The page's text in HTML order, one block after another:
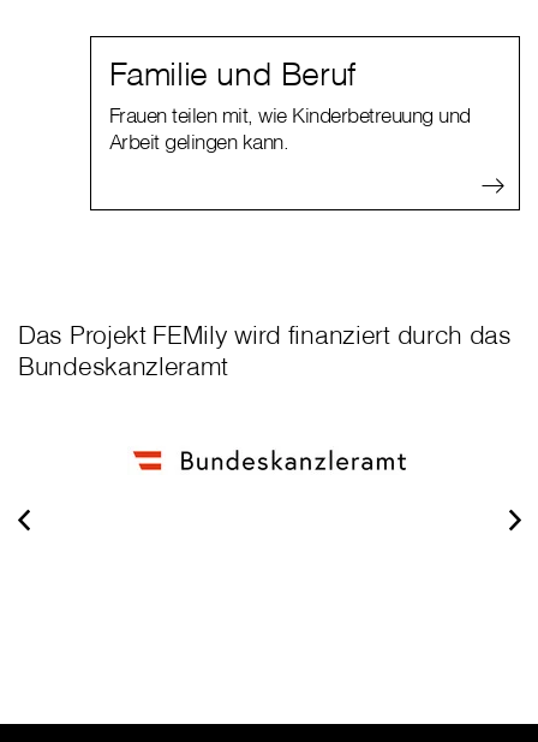
Familie und Beruf
Frauen teilen mit, wie Kinderbetreuung und
Arbeit gelingen kann.
Das Projekt FEMily wird finanziert durch das
Bundeskanzleramt